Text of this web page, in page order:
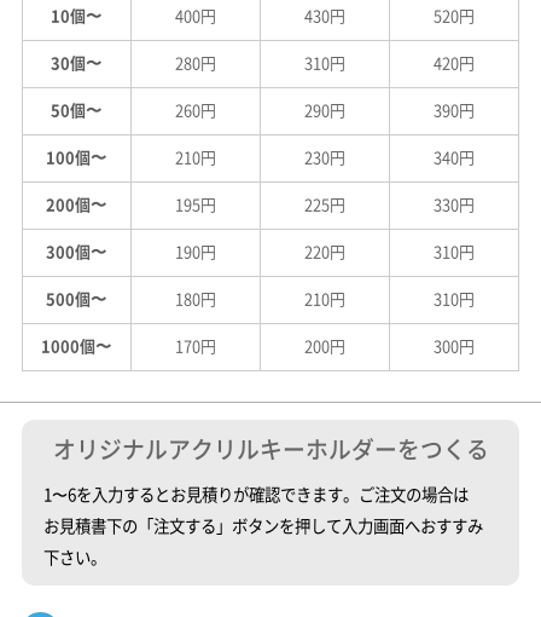
10個〜 400円 430円 520円
30個〜 280円 310円 420円
50個〜 260円 290円 390円
100個〜 210円 230円 340円
200個〜 195円 225円 330円
300個〜 190円 220円 310円
500個〜 180円 210円 310円
1000個〜 170円 200円 300円
オリジナルアクリルキーホルダーをつくる
1〜6を入力するとお見積りが確認できます。ご注文の場合は
お見積書下の「注文する」ボタンを押して入力画面へおすすみ
下さい。